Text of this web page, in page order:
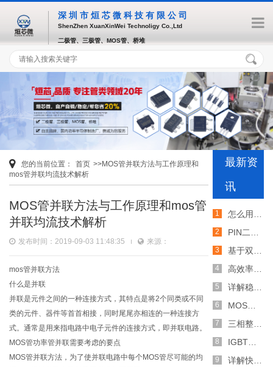
深圳市烜芯微科技有限公司
ShenZhen XuanXinWei Technoligy Co.,Ltd
二极管、三极管、MOS管、桥堆
您的当前位置： 首页 >>MOS管并联方法与工作原理和
mos管并联均流技术解析
MOS管并联方法与工作原理和mos管
并联均流技术解析
发布时间：2019-09-03 11:48:35 来源：
mos管并联方法
什么是并联
并联是元件之间的一种连接方式，其特点是将2个同类或不同
类的元件、器件等首首相接，同时尾尾亦相连的一种连接方
式。通常是用来指电路中电子元件的连接方式，即并联电路。
MOS管功率管并联需要考虑的要点
MOS管并联方法，为了使并联电路中每个MOS管尽可能的均
最新资
讯
怎么用TVS二极管提高电路的抗突波能力
PIN二极管的电导调制机制和应用介绍
基于双MOS管的防反灌电路工作原理介绍
高效率整流二极管的特性和应用介绍
详解稳压二极管的关键特性和应用原理
MOS管选型关键因素分析,怎么选择合适的参数
三相整流电路分析,半波整流与全波整流的工作原理
IGBT三相全桥整流电路工作原理介绍
详解快恢复二极管,结构,特性和应用介绍